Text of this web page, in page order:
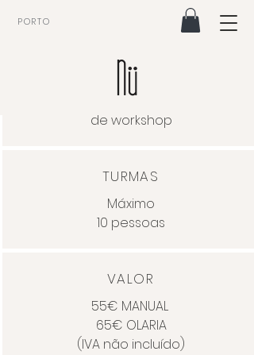
PORTO
DURAÇÃO
3 horas
de workshop
TURMAS
Máximo
10 pessoas
VALOR
55€ MANUAL
65€ OLARIA
(IVA não incluído)